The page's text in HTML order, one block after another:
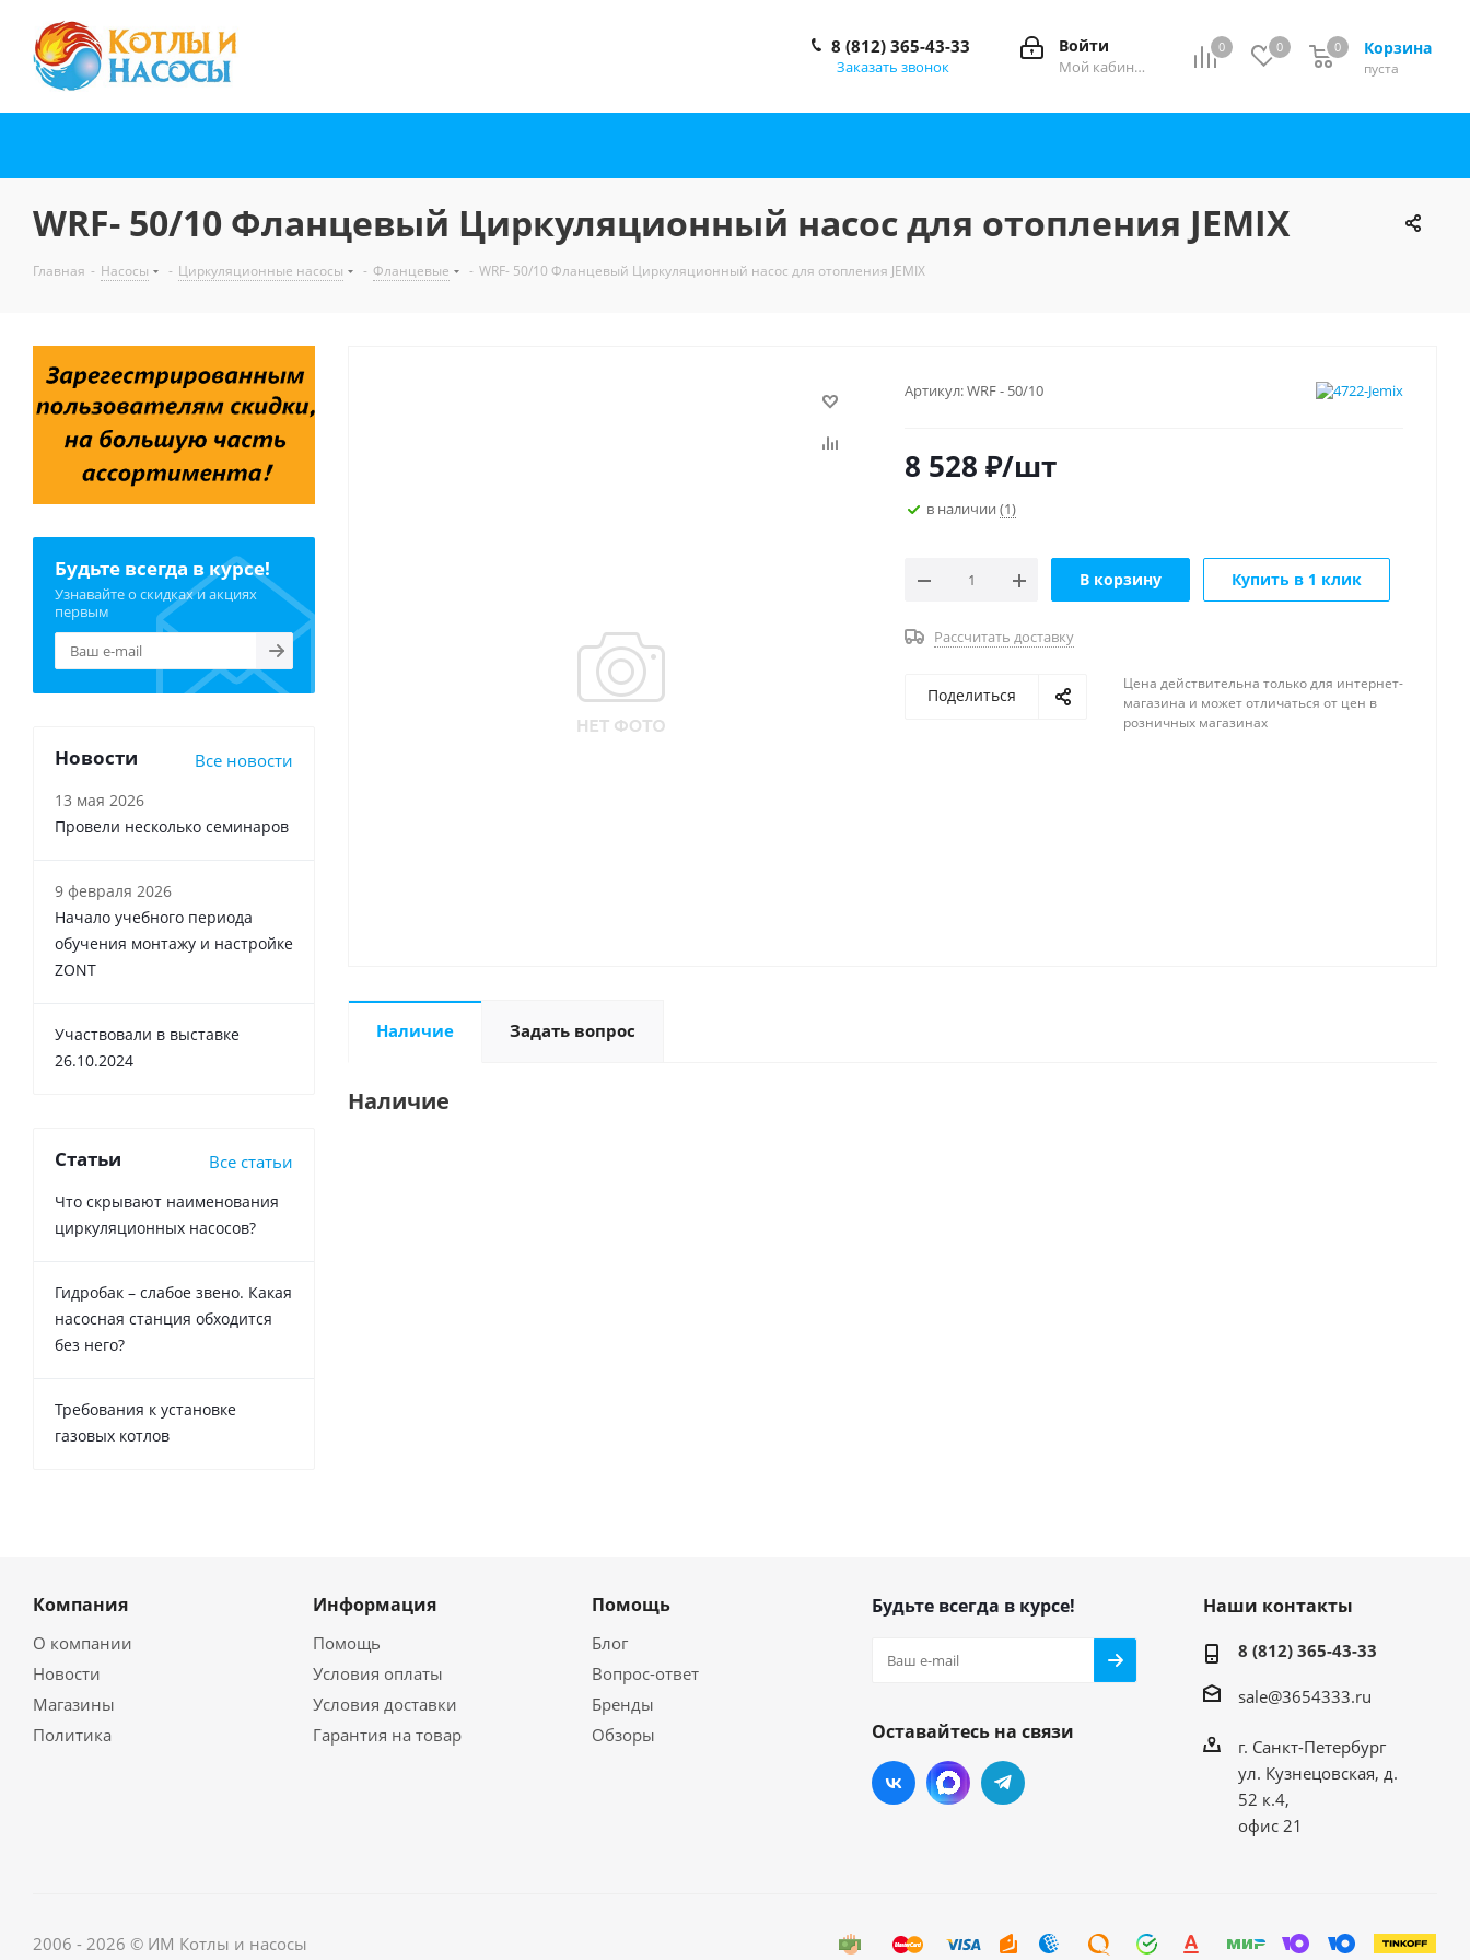
0 0 Корзина
0
пуста
0
Войти
Мой кабинет
8 (812) 365-43-33
Заказать звонок
WRF- 50/10 Фланцевый Циркуляционный насос для отопления JEMIX
Главная - Насосы - Циркуляционные насосы - Фланцевые - WRF- 50/10 Фланцевый Циркуляционный насос для отопления JEMIX
Артикул:WRF - 50/10
8 528 ₽/шт
в наличии (1)
В корзину Купить в 1 клик
Рассчитать доставку
Поделиться
Цена действительна только для интернет-
магазина и может отличаться от цен в
розничных магазинах
Наличие Задать вопрос
Наличие
Будьте всегда в курсе!
Узнавайте о скидках и акциях
первым
Новости Все новости
13 мая 2026
Провели несколько семинаров
9 февраля 2026
Начало учебного периода
обучения монтажу и настройке
ZONT
Участвовали в выставке
26.10.2024
Статьи Все статьи
Что скрывают наименования
циркуляционных насосов?
Гидробак – слабое звено. Какая
насосная станция обходится
без него?
Требования к установке
газовых котлов
Компания
О компании
Новости
Магазины
Политика
Информация
Помощь
Условия оплаты
Условия доставки
Гарантия на товар
Помощь
Блог
Вопрос-ответ
Бренды
Обзоры
Будьте всегда в курсе!
Оставайтесь на связи
Наши контакты
8 (812) 365-43-33
sale@3654333.ru
г. Санкт-Петербург
ул. Кузнецовская, д.
52 к.4,
офис 21
2006 - 2026 © ИМ Котлы и насосы